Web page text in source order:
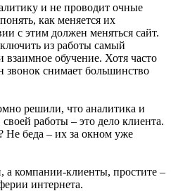
и не проводит очные
как меняется их
с этим должен меняться сайт.
из работы самый
обучение. Хотя часто
звонок снимает большинство
решили, что аналитика и
своей работы – это дело клиента.
Не беда – их за окном уже
а компании-клиенты, простите –
интернета.